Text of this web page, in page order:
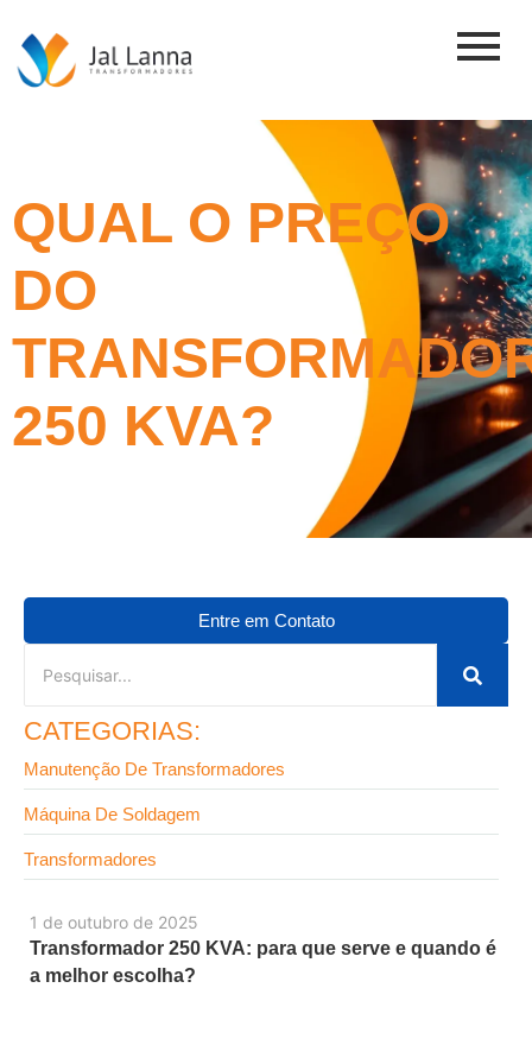
QUAL O PREÇO
DO
250 KVA?
1 de outubro de 2025
Transformador 250 KVA: para que serve e quando é
a melhor escolha?
Entre em Contato
CATEGORIAS:
Manutenção De Transformadores
Máquina De Soldagem
Transformadores